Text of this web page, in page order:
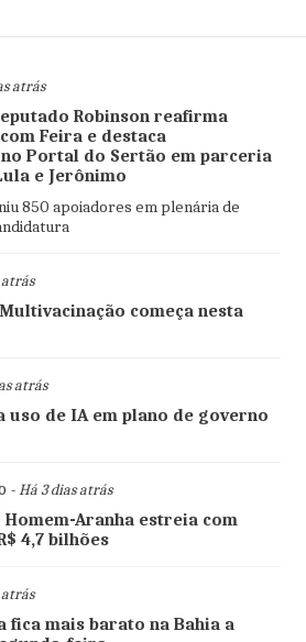
atrás
Robinson reafirma
Feira e destaca
Portal do Sertão em parceria
e Jerônimo
850 apoiadores em plenária de
começa nesta
atrás
uso de IA em plano de governo
- Há 3 dias atrás
Aranha estreia com
4,7 bilhões
fica mais barato na Bahia a